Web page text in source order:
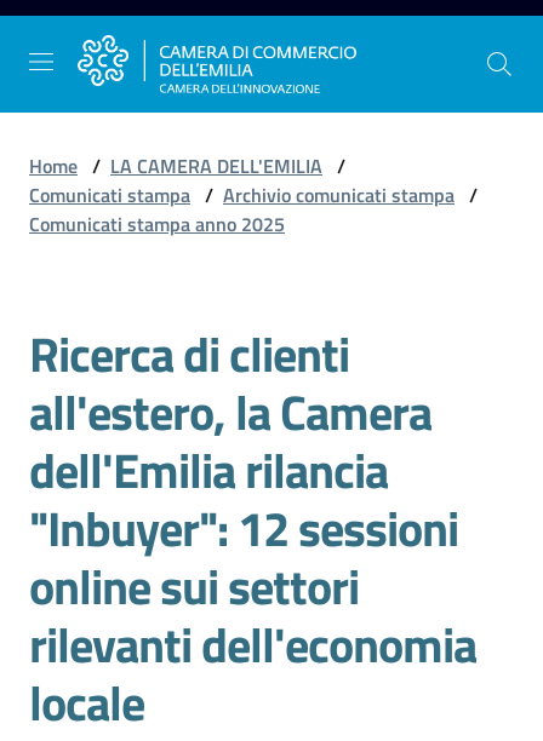
Vai al contenuto
Vai alla navigazione
Vai al footer
Gestire
l'impresa
Promuovere
l'impresa
e
il
territorio
Home / LA CAMERA DELL'EMILIA /
Comunicati stampa / Archivio comunicati stampa /
Comunicati stampa anno 2025
Salta al contenuto
Ricerca di clienti
all'estero, la Camera
dell'Emilia rilancia
"Inbuyer": 12 sessioni
online sui settori
rilevanti dell'economia
locale